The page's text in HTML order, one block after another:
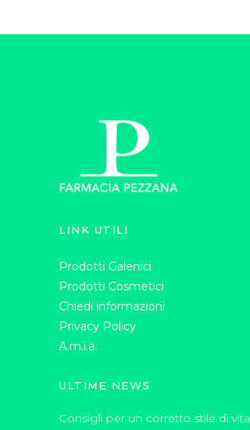
LINK UTILI
Prodotti Galenici
Prodotti Cosmetici
Chiedi informazioni
Privacy Policy
A.m.i.a.
ULTIME NEWS
Consigli per un corretto stile di vita